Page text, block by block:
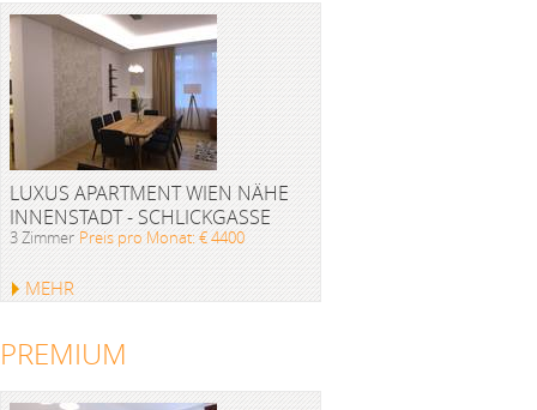
LUXUS APARTMENT WIEN NÄHE
INNENSTADT - SCHLICKGASSE
3 Zimmer Preis pro Monat: € 4400
MEHR
PREMIUM